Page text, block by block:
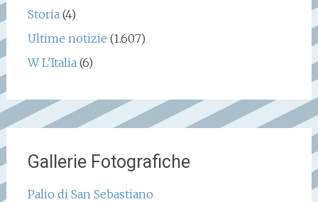
Storia (4)
Ultime notizie (1.607)
W L'Italia (6)
Gallerie Fotografiche
Palio di San Sebastiano